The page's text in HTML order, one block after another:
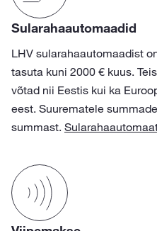
Sularahaautomaadid
LHV sularahaautomaadist
tasuta kuni 2000 € kuus.
võtad nii Eestis kui ka
eest. Suurematele
summast.